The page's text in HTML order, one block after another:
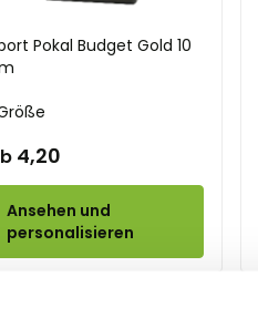
Pokal Budget Gold 10
4,20
Ansehen und
personalisieren